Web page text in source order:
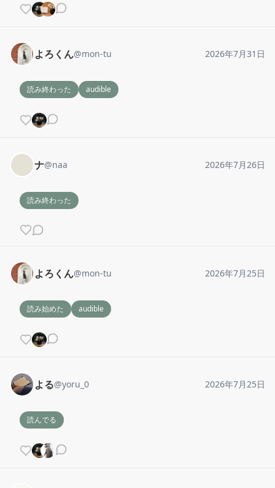
よろくん@mon-tu 2026年7月31日
読み終わった audible
ナ@naa 2026年7月26日
読み終わった
よろくん@mon-tu 2026年7月25日
読み始めた audible
よる@yoru_0 2026年7月25日
読んでる